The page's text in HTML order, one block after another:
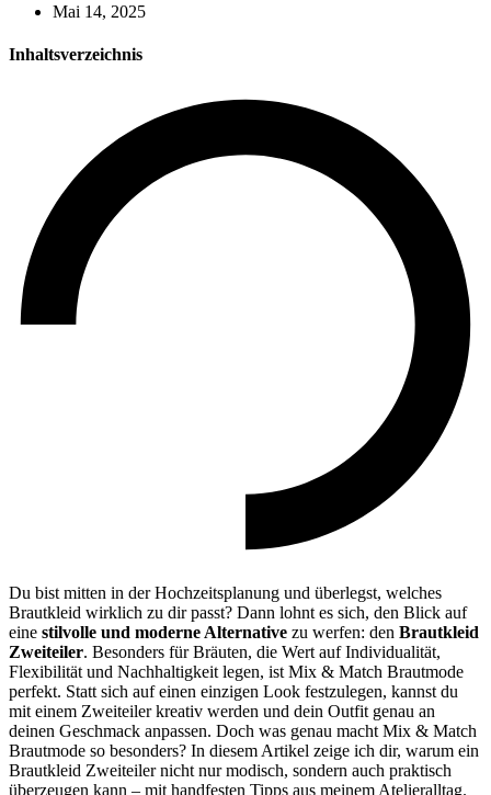
Mai 14, 2025
Inhaltsverzeichnis
Du bist mitten in der Hochzeitsplanung und überlegst, welches
Brautkleid wirklich zu dir passt? Dann lohnt es sich, den Blick auf
eine stilvolle und moderne Alternative zu werfen: den Brautkleid
Zweiteiler. Besonders für Bräuten, die Wert auf Individualität,
Flexibilität und Nachhaltigkeit legen, ist Mix & Match Brautmode
perfekt. Statt sich auf einen einzigen Look festzulegen, kannst du
mit einem Zweiteiler kreativ werden und dein Outfit genau an
deinen Geschmack anpassen. Doch was genau macht Mix & Match
Brautmode so besonders? In diesem Artikel zeige ich dir, warum ein
Brautkleid Zweiteiler nicht nur modisch, sondern auch praktisch
überzeugen kann – mit handfesten Tipps aus meinem Atelieralltag.